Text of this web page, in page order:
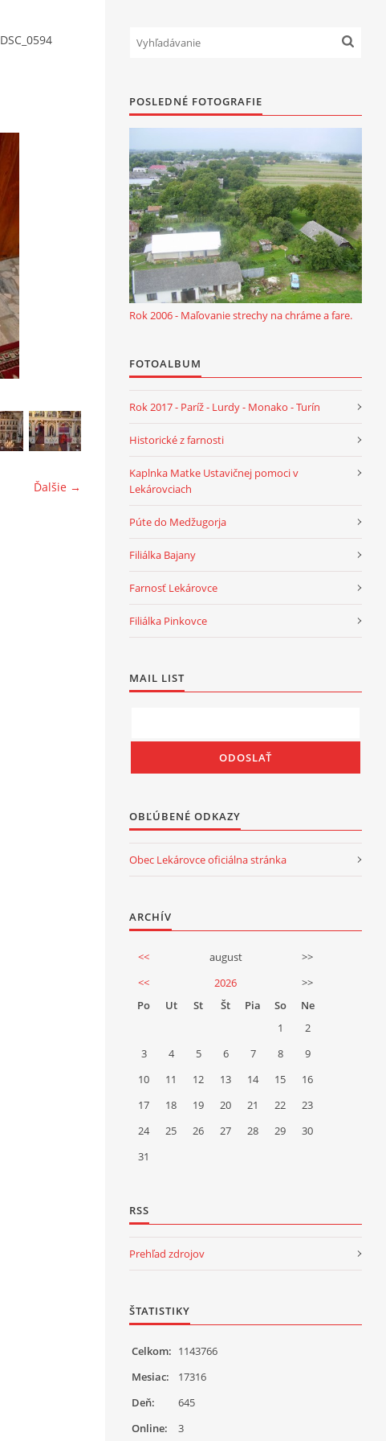
DSC_0594
Ďalšie →
POSLEDNÉ FOTOGRAFIE
Rok 2006 - Maľovanie strechy na chráme a fare.
FOTOALBUM
Rok 2017 - Paríž - Lurdy - Monako - Turín
Historické z farnosti
Kaplnka Matke Ustavičnej pomoci v
Lekárovciach
Púte do Medžugorja
Filiálka Bajany
Farnosť Lekárovce
Filiálka Pinkovce
MAIL LIST
OBĽÚBENÉ ODKAZY
Obec Lekárovce oficiálna stránka
ARCHÍV
<< august
>>
<<
2026
>>
Po
Ut St Št Pia So
Ne
1
2
3
4 5 6 7 8
9
10
11 12 13 14 15
16
17
18 19 20 21 22
23
24
25 26 27 28 29
30
31
RSS
Prehľad zdrojov
ŠTATISTIKY
Online: 3
Celkom: 1143766
Mesiac:
17316
Deň:
645